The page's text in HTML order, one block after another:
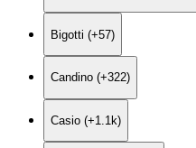
Bigotti (+57)
Candino (+322)
Casio (+1.1k)